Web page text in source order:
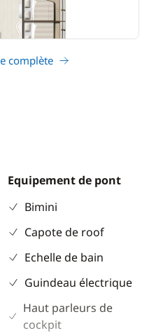
complète
Equipement de pont
Bimini
Capote de roof
Echelle de bain
Guindeau électrique
Haut parleurs de
cockpit